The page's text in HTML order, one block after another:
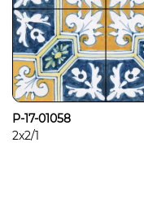
P-17-01058
2x2/1